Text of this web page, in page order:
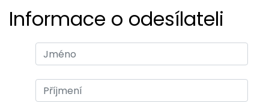
Informace o odesílateli